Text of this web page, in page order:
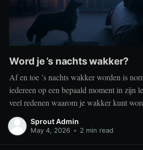
Word je ’s nachts wakker?
Af en toe ’s nachts wakker worden is
iedereen op een bepaald moment in zijn
veel redenen waarom je wakker kunt
het toilet moeten, je omgeving of
slaap beïnvloeden. Dit is geen probleem
Sprout Admin
May 4, 2026 • 2 min read